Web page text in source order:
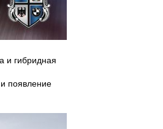
и гибридная
появление